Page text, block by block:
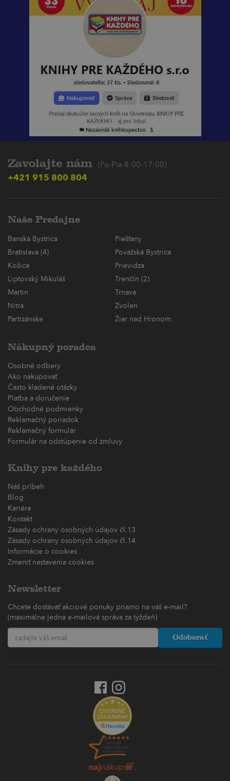
Zavolajte nám (Po-Pia 8:00-17:00)
+421 915 800 804
Naše Predajne
Banská Bystrica
Piešťany
Bratislava (4)
Považská Bystrica
Košice
Prievidza
Liptovský Mikuláš
Trenčín (2)
Martin
Trnava
Nitra
Zvolen
Partizánske
Žiar nad Hronom
Nákupný poradca
Osobné odbery
Ako nakupovať
Často kladené otázky
Platba a doručenie
Obchodné podmienky
Reklamačný poriadok
Reklamačný formulár
Formulár na odstúpenie od zmluvy
Knihy pre každého
Náš príbeh
Blog
Kariéra
Kontakt
Zásady ochrany osobných údajov čl.13
Zásady ochrany osobných údajov čl.14
Informácie o cookies
Zmeniť nastavenia cookies
Newsletter
Chcete dostávať akciové ponuky priamo na váš e-mail?
(maximálne jedna e-mailová správa za týždeň)
Odoberať